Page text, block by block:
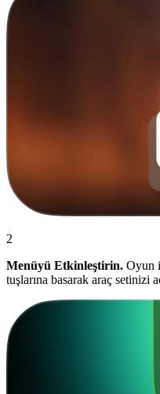
2
Menüyü Etkinleştirin. Oyun
tuşlarına basarak araç setinizi